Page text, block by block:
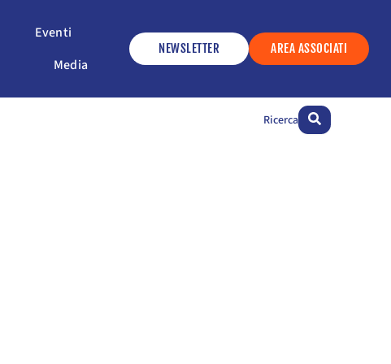
Apri ServiziEventi
Media Apri Media
NEWSLETTER AREA ASSOCIATI
Ricerca